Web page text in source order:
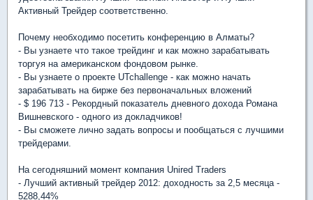
Активный Трейдер соответственно.
Почему необходимо посетить конференцию в Алматы?
- Вы узнаете что такое трейдинг и как можно зарабатывать
торгуя на американском фондовом рынке.
- Вы узнаете о проекте UTchallenge - как можно начать
зарабатывать на бирже без первоначальных вложений
- $ 196 713 - Рекордный показатель дневного дохода Романа
Вишневского - одного из докладчиков!
- Вы сможете лично задать вопросы и пообщаться с лучшими
трейдерами.
На сегодняшний момент компания Unired Traders
- Лучший активный трейдер 2012: доходность за 2,5 месяца -
5288,44%